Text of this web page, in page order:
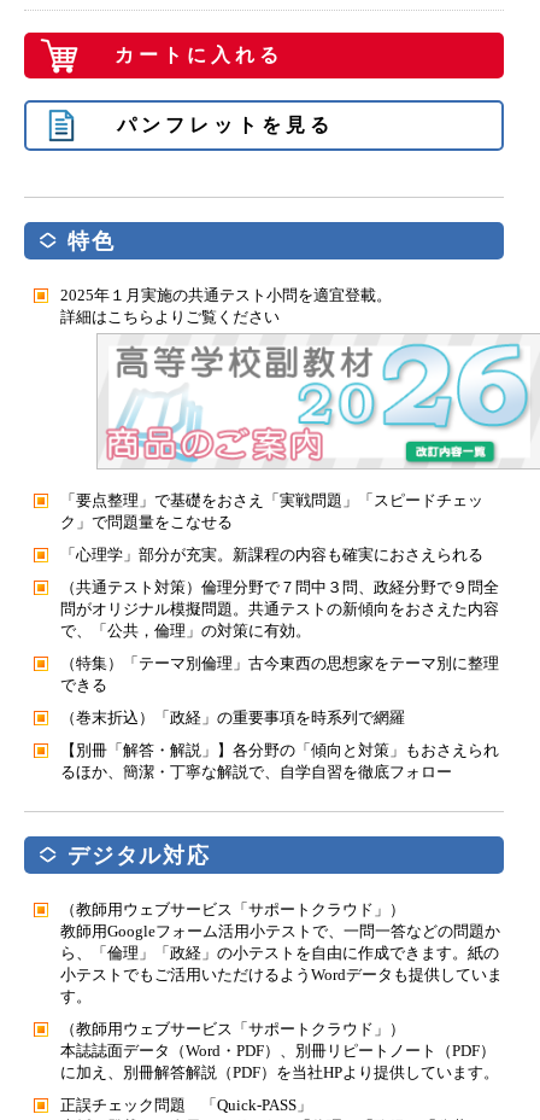
カートに入れる
パンフレットを見る
特色
2025年１月実施の共通テスト小問を適宜登載。
詳細はこちらよりご覧ください
「要点整理」で基礎をおさえ「実戦問題」「スピードチェッ
ク」で問題量をこなせる
「心理学」部分が充実。新課程の内容も確実におさえられる
（共通テスト対策）倫理分野で７問中３問、政経分野で９問全
問がオリジナル模擬問題。共通テストの新傾向をおさえた内容
で、「公共，倫理」の対策に有効。
（特集）「テーマ別倫理」古今東西の思想家をテーマ別に整理
できる
（巻末折込）「政経」の重要事項を時系列で網羅
【別冊「解答・解説」】各分野の「傾向と対策」もおさえられ
るほか、簡潔・丁寧な解説で、自学自習を徹底フォロー
デジタル対応
（教師用ウェブサービス「サポートクラウド」）
教師用Googleフォーム活用小テストで、一問一答などの問題か
ら、「倫理」「政経」の小テストを自由に作成できます。紙の
小テストでもご活用いただけるようWordデータも提供していま
す。
（教師用ウェブサービス「サポートクラウド」）
本誌誌面データ（Word・PDF）、別冊リピートノート（PDF）
に加え、別冊解答解説（PDF）を当社HPより提供しています。
正誤チェック問題 「Quick-PASS」